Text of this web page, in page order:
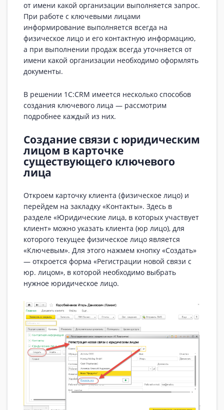
от имени какой организации выполняется запрос.
При работе с ключевыми лицами
информирование выполняется всегда на
физическое лицо и его контактную информацию,
а при выполнении продаж всегда уточняется от
имени какой организации необходимо оформлять
документы.
В решении 1С:CRM имеется несколько способов
создания ключевого лица — рассмотрим
подробнее каждый из них.
Создание связи с юридическим
лицом в карточке
существующего ключевого
лица
Откроем карточку клиента (физическое лицо) и
перейдем на закладку «Контакты». Здесь в
разделе «Юридические лица, в которых участвует
клиент» можно указать клиента (юр лицо), для
которого текущее физическое лицо является
«Ключевым». Для этого нажмем кнопку «Создать»
— откроется форма «Регистрации новой связи с
юр. лицом», в которой необходимо выбрать
нужное юридическое лицо.